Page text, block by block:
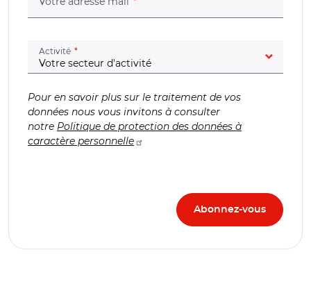
Activité (champ obligatoire)
Pour en savoir plus sur le traitement de vos
données nous vous invitons à consulter
notre Politique de protection des données à
caractère personnelle